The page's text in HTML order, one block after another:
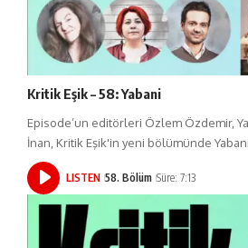
Kritik Eşik – 58: Yabani
Episode’un editörleri Özlem Özdemir,
İnan, Kritik Eşik'in yeni bölümünde
LISTEN 58. Bölüm Süre: 7:13